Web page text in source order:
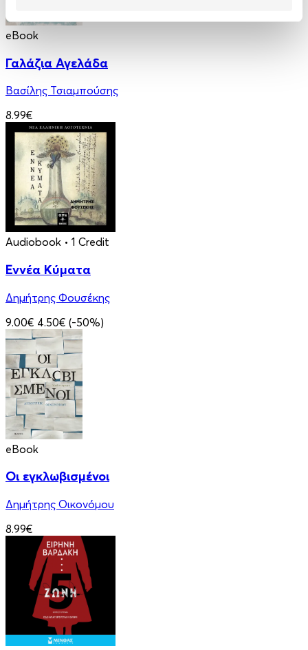
eBook
Γαλάζια Αγελάδα
Βασίλης Τσιαμπούσης
8.99€
Audiobook • 1 Credit
Εννέα Κύματα
Δημήτρης Φουσέκης
9.00€ 4.50€ (-50%)
eBook
Οι εγκλωβισμένοι
Δημήτρης Οικονόμου
8.99€